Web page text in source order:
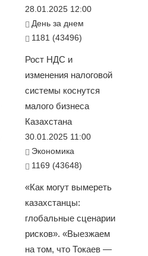
28.01.2025 12:00
День за днем
1181 (43496)
Рост НДС и
изменения налоговой
системы коснутся
малого бизнеса
Казахстана
30.01.2025 11:00
Экономика
1169 (43648)
«Как могут вымереть
казахстанцы:
глобальные сценарии
рисков». «Выезжаем
на том, что Токаев —